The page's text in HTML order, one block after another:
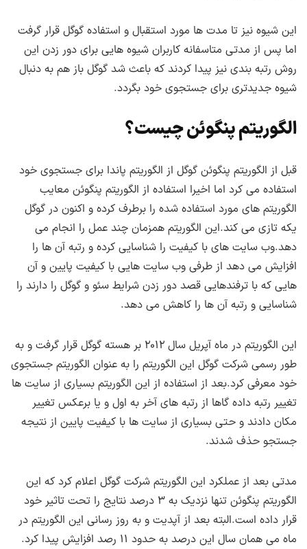
این شیوه نیز تا مدت ها مورد استقبال و استفاده گوگل قرار گرفت
اما پس از مدتی متاسفانه کاربران شیوه هایی برای دور زدن این
روش رتبه بندی نیز پیدا کردند که باعث شد گوگل باز هم به دنبال
شیوه جدیدتری برای جستجوی خود بگردد.
الگوریتم پنگوئن چیست؟
قبل از الگوریتم پنگوئن گوگل از الگوریتم پاندا برای جستجوی خود
استفاده می کرد اما اخیرا استفاده از الگوریتم پنگوئن معایب
الگوریتم های مورد استفاده شده را برطرف کرده و اکنون در گوگل
یکه تازی می کند.این الگوریتم همزمان چند عمل را انجام می
دهد.وب سایت های با کیفیت را شناسایی کرده و رتبه آن ها را
افزایش می دهد از طرفی وب سایت هایی با کیفیت پایین و آن
هایی که با ترفندهایی قصد دور زدن شرایط سئو و گوگل را دارند را
شناسایی و رتبه آن ها را کاهش می دهد.
این الگوریتم در ماه آپریل سال ۲۰۱۲ بر هسته گوگل قرار گرفت و به
طور رسمی شرکت گوگل این الگوریتم را به عنوان الگوریتم جستجوی
خود معرفی کرد.بعد از استفاده از این الگوریتم بسیاری از سایت ها
تغییر رتبه داده گاها از رتبه های آخر به اول و یا برعکس تغییر
مکان دادند و حتی بسیاری از سایت ها با کیفیت پایین از نتیجه
جستجو حذف شدند.
مدتی بعد از عملکرد این الگوریتم شرکت گوگل اعلام کرد که این
الگوریتم پنگوئن تنها نزدیک به ۳ درصد نتایج را تحت تاثیر خود
قرار داده است.البته بعد از آپدیت و به روز رسانی این الگوریتم در
ماه می همان سال این درصد به حدود ۱۱ رصد افزایش پیدا کرد.